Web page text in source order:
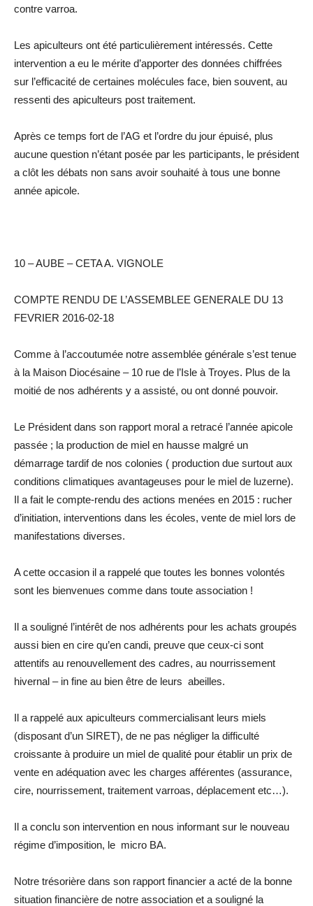
contre varroa.
Les apiculteurs ont été particulièrement intéressés. Cette
intervention a eu le mérite d’apporter des données chiffrées
sur l’efficacité de certaines molécules face, bien souvent, au
ressenti des apiculteurs post traitement.
Après ce temps fort de l’AG et l’ordre du jour épuisé, plus
aucune question n’étant posée par les participants, le président
a clôt les débats non sans avoir souhaité à tous une bonne
année apicole.
10 – AUBE – CETA A. VIGNOLE
COMPTE RENDU DE L’ASSEMBLEE GENERALE DU 13
FEVRIER 2016-02-18
Comme à l’accoutumée notre assemblée générale s’est tenue
à la Maison Diocésaine – 10 rue de l’Isle à Troyes. Plus de la
moitié de nos adhérents y a assisté, ou ont donné pouvoir.
Le Président dans son rapport moral a retracé l’année apicole
passée ; la production de miel en hausse malgré un
démarrage tardif de nos colonies ( production due surtout aux
conditions climatiques avantageuses pour le miel de luzerne).
Il a fait le compte-rendu des actions menées en 2015 : rucher
d’initiation, interventions dans les écoles, vente de miel lors de
manifestations diverses.
A cette occasion il a rappelé que toutes les bonnes volontés
sont les bienvenues comme dans toute association !
Il a souligné l’intérêt de nos adhérents pour les achats groupés
aussi bien en cire qu’en candi, preuve que ceux-ci sont
attentifs au renouvellement des cadres, au nourrissement
hivernal – in fine au bien être de leurs abeilles.
Il a rappelé aux apiculteurs commercialisant leurs miels
(disposant d’un SIRET), de ne pas négliger la difficulté
croissante à produire un miel de qualité pour établir un prix de
vente en adéquation avec les charges afférentes (assurance,
cire, nourrissement, traitement varroas, déplacement etc…).
Il a conclu son intervention en nous informant sur le nouveau
régime d’imposition, le micro BA.
Notre trésorière dans son rapport financier a acté de la bonne
situation financière de notre association et a souligné la